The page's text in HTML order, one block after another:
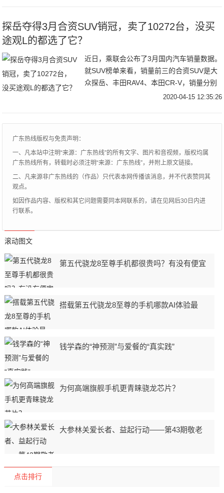
探岳夺得3月合资SUV销冠，卖了10272台，没买
途观L的都选了它？
近日，乘联会公布了3月国内汽车销量数据。
就SUV榜单来看，销量前三的合资SUV是大
众探岳、丰田RAV4、本田CR-V，销量分别
为10272台、8912台、8581台。作为3月最
2020-04-15 12:35:26
广东热线版权与免责声明：
一、凡本站中注明“来源：广东热线”的所有文字、图片和音视频，版权均属
广东热线所有，转载时必须注明“来源：广东热线”，并附上原文链接。
二、凡来源非广东热线的（作品）只代表本网传播该消息，并不代表赞同其
观点。
如因作品内容、版权和其它问题需要同本网联系的，请在见网后30日内进
行联系。
滚动图文
第五代骁龙8至尊手机都很贵吗？有没有便宜
搭载第五代骁龙8至尊的手机哪款AI体验最
钱学森的“神预测”与爱餐的“真实践”
为何高端旗舰手机更青睐骁龙芯片？
大参林关爱长者、益起行动——第43期敬老
点击排行